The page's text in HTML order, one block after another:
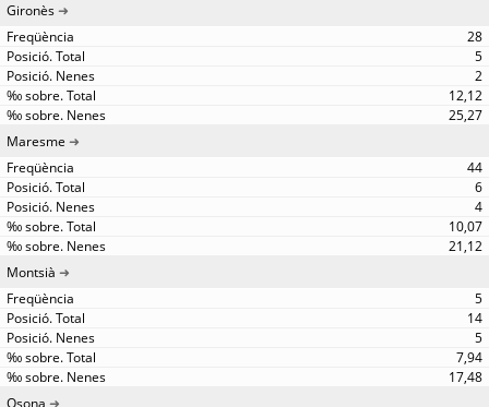
Gironès
28
5
2
12,12
25,27
Maresme
44
6
4
10,07
21,12
Montsià
5
14
5
7,94
17,48
Osona